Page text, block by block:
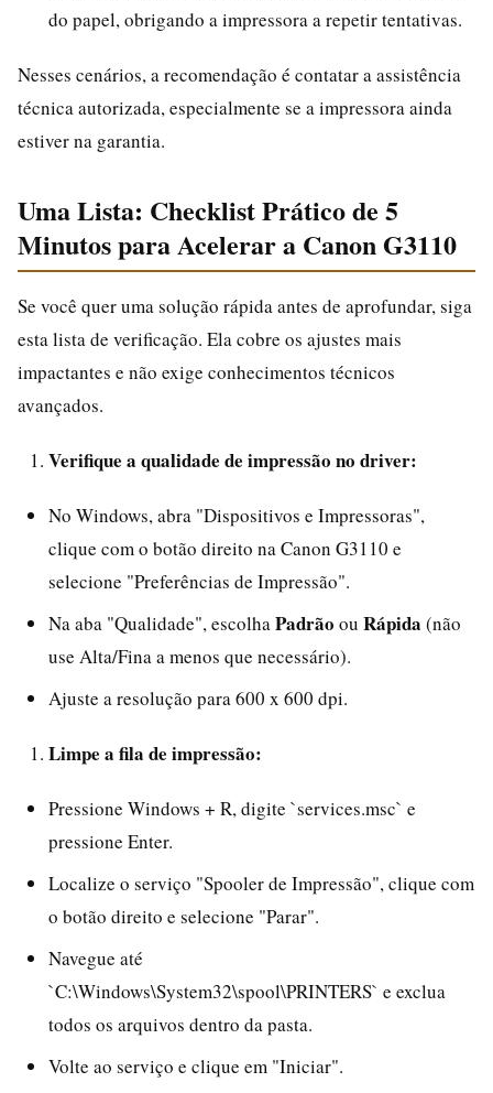
do papel, obrigando a impressora a repetir tentativas.
Nesses cenários, a recomendação é contatar a assistência
técnica autorizada, especialmente se a impressora ainda
estiver na garantia.
Uma Lista: Checklist Prático de 5
Minutos para Acelerar a Canon G3110
Se você quer uma solução rápida antes de aprofundar, siga
esta lista de verificação. Ela cobre os ajustes mais
impactantes e não exige conhecimentos técnicos
avançados.
Verifique a qualidade de impressão no driver:
No Windows, abra "Dispositivos e Impressoras",
clique com o botão direito na Canon G3110 e
selecione "Preferências de Impressão".
Na aba "Qualidade", escolha Padrão ou Rápida (não
use Alta/Fina a menos que necessário).
Ajuste a resolução para 600 x 600 dpi.
Limpe a fila de impressão:
Pressione Windows + R, digite `services.msc` e
pressione Enter.
Localize o serviço "Spooler de Impressão", clique com
o botão direito e selecione "Parar".
Navegue até
`C:\Windows\System32\spool\PRINTERS` e exclua
todos os arquivos dentro da pasta.
Volte ao serviço e clique em "Iniciar".